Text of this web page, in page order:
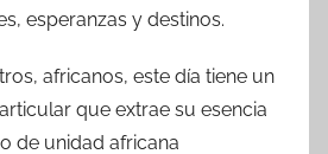
esperanzas y destinos.
africanos, este día tiene un
que extrae su esencia
de unidad africana